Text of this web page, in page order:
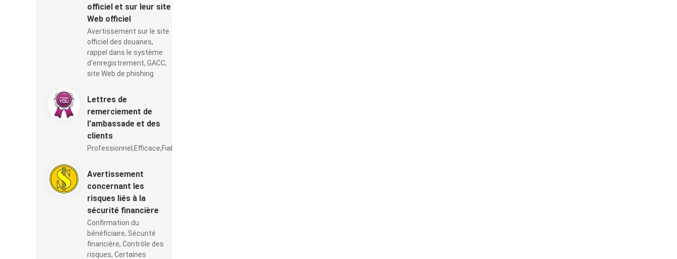
officiel et sur leur site
Web officiel
Avertissement sur le site
officiel des douanes,
rappel dans le système
d'enregistrement, GACC,
site Web de phishing
Lettres de
remerciement de
l'ambassade et des
clients
Professionnel,Efficace,Fiable,Satisfaisant,GACC,AQSIQ
Avertissement
concernant les
risques liés à la
sécurité financière
Confirmation du
bénéficiaire, Sécurité
financière, Contrôle des
risques, Certaines